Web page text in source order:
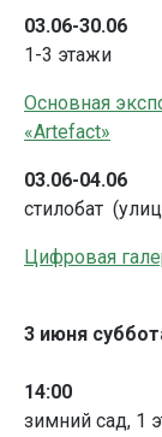
03.06-30.06
1-3 этажи
Основная
«Artefact»
03.06-04.06
стилобат
Цифровая
3 июня
14:00
зимний сад, 1